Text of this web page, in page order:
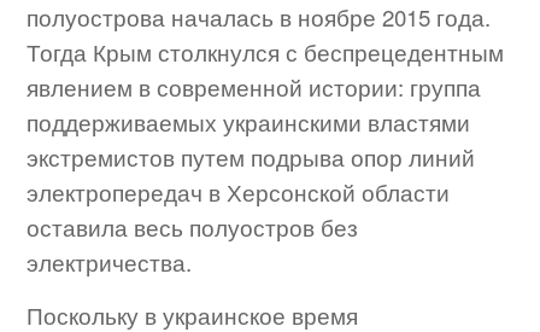
полуострова началась в ноябре 2015 года.
Тогда Крым столкнулся с беспрецедентным
явлением в современной истории: группа
поддерживаемых украинскими властями
экстремистов путем подрыва опор линий
электропередач в Херсонской области
оставила весь полуостров без
электричества.
Поскольку в украинское время